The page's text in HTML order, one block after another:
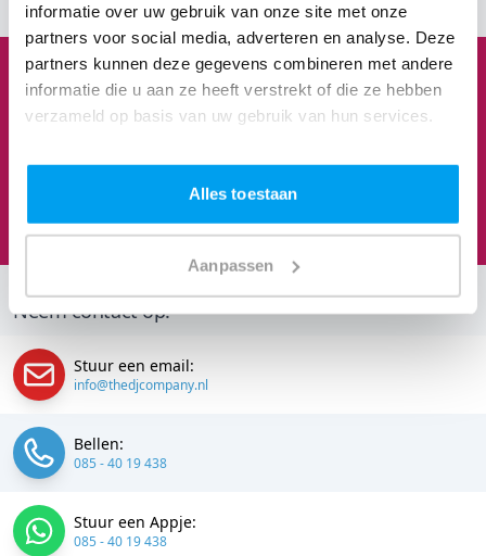
informatie over uw gebruik van onze site met onze
partners voor social media, adverteren en analyse. Deze
partners kunnen deze gegevens combineren met andere
informatie die u aan ze heeft verstrekt of die ze hebben
verzameld op basis van uw gebruik van hun services.
Alles toestaan
Aanpassen
1 3 8 3
Feesten om naar uit te kijken
We staan te popelen!
Neem contact op:
Stuur een email:
info@thedjcompany.nl
Bellen:
085 - 40 19 438
Stuur een Appje:
085 - 40 19 438